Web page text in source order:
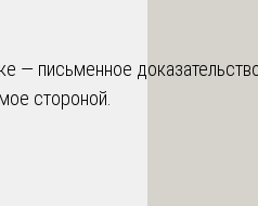
— письменное
стороной.